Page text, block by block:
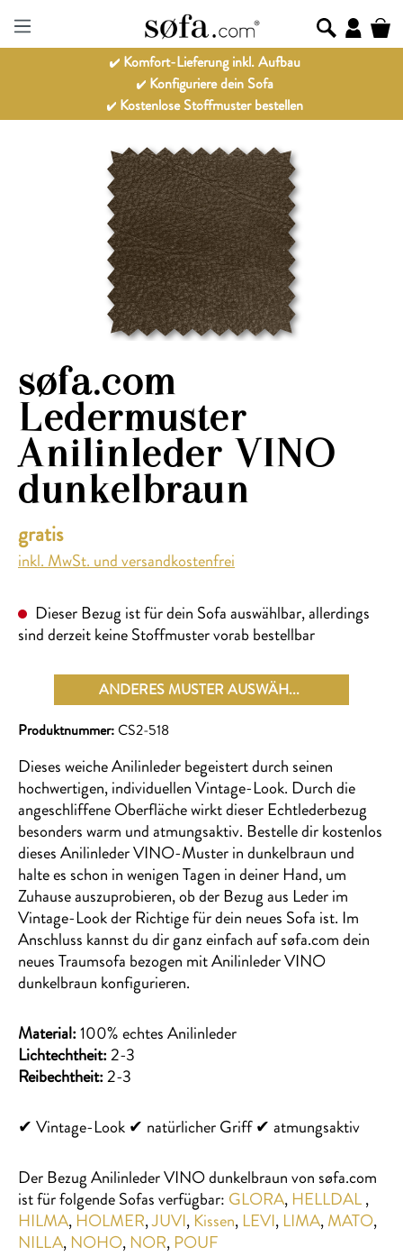
Komfort-Lieferung inkl. Aufbau
Konfiguriere dein Sofa
Kostenlose Stoffmuster bestellen
Bildergalerie überspringen
søfa.com
Ledermuster
Anilinleder VINO
dunkelbraun
gratis
inkl. MwSt. und versandkostenfrei
Dieser Bezug ist für dein Sofa auswählbar, allerdings
sind derzeit keine Stoffmuster vorab bestellbar
ANDERES MUSTER AUSWÄHLEN
Produktnummer:CS2-518
Dieses weiche Anilinleder begeistert durch seinen
hochwertigen, individuellen Vintage-Look. Durch die
angeschliffene Oberfläche wirkt dieser Echtlederbezug
besonders warm und atmungsaktiv. Bestelle dir kostenlos
dieses Anilinleder VINO-Muster in dunkelbraun und
halte es schon in wenigen Tagen in deiner Hand, um
Zuhause auszuprobieren, ob der Bezug aus Leder im
Vintage-Look der Richtige für dein neues Sofa ist. Im
Anschluss kannst du dir ganz einfach auf søfa.com dein
neues Traumsofa bezogen mit Anilinleder VINO
dunkelbraun konfigurieren.
Material:100% echtes Anilinleder
Lichtechtheit:2-3
Reibechtheit:2-3
✔ Vintage-Look ✔ natürlicher Griff ✔ atmungsaktiv
Der Bezug Anilinleder VINO dunkelbraun von søfa.com
ist für folgende Sofas verfügbar: GLORA, HELLDAL,
HILMA, HOLMER,JUVI, Kissen, LEVI, LIMA,MATO,
NILLA, NOHO, NOR, POUF